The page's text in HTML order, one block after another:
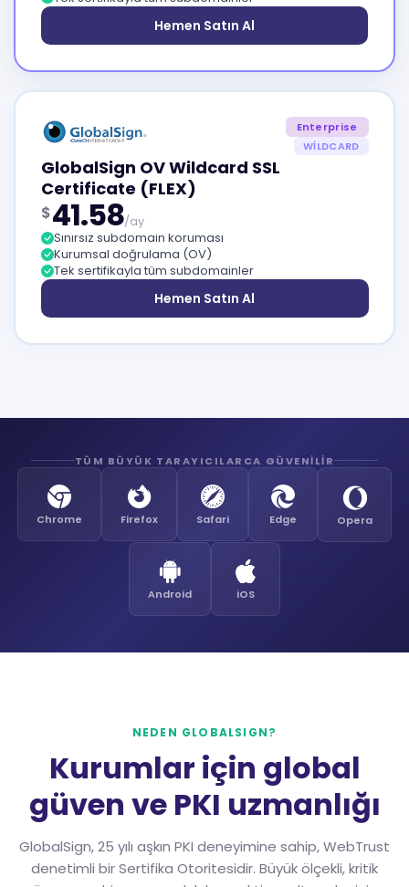
Hemen Satın Al
Enterprise
WILDCARD
GlobalSign OV Wildcard SSL
Certificate (FLEX)
$41.58/ay
Sınırsız subdomain koruması
Kurumsal doğrulama (OV)
Tek sertifikayla tüm subdomainler
Hemen Satın Al
TÜM BÜYÜK TARAYICILARCA GÜVENILIR
Chrome Firefox Safari Edge Opera
Android iOS
NEDEN GLOBALSIGN?
Kurumlar için global
güven ve PKI uzmanlığı
GlobalSign, 25 yılı aşkın PKI deneyimine sahip, WebTrust
denetimli bir Sertifika Otoritesidir. Büyük ölçekli, kritik